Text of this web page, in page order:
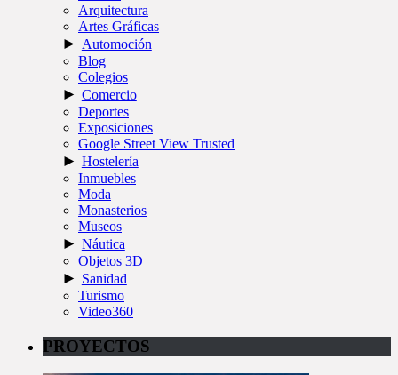
Arquitectura
Artes Gráficas
► Automoción
Blog
Colegios
► Comercio
Deportes
Exposiciones
Google Street View Trusted
► Hostelería
Inmuebles
Moda
Monasterios
Museos
► Náutica
Objetos 3D
► Sanidad
Turismo
Video360
PROYECTOS